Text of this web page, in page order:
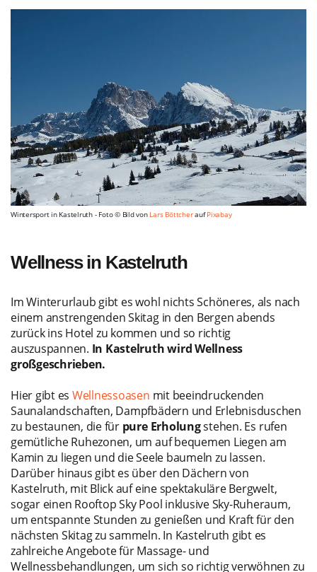
Wintersport in Kastelruth - Foto © Bild von Lars BöttcheraufPixabay
Wellness in Kastelruth
Im Winterurlaub gibt es wohl nichts Schöneres, als nach
einem anstrengenden Skitag in den Bergen abends
zurück ins Hotel zu kommen und so richtig
auszuspannen. In Kastelruth wird Wellness
großgeschrieben.
Hier gibt es Wellnessoasen mit beeindruckenden
Saunalandschaften, Dampfbädern und Erlebnisduschen
zu bestaunen, die für pure Erholungstehen. Es rufen
gemütliche Ruhezonen, um auf bequemen Liegen am
Kamin zu liegen und die Seele baumeln zu lassen.
Darüber hinaus gibt es über den Dächern von
Kastelruth, mit Blick auf eine spektakuläre Bergwelt,
sogar einen Rooftop Sky Pool inklusive Sky-Ruheraum,
um entspannte Stunden zu genießen und Kraft für den
nächsten Skitag zu sammeln. In Kastelruth gibt es
zahlreiche Angebote für Massage- und
Wellnessbehandlungen, um sich so richtig verwöhnen zu